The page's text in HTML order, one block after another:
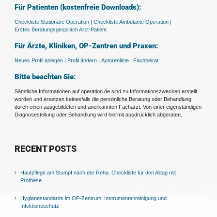
Für Patienten (kostenfreie Downloads):
Checkliste Stationäre Operation | Checkliste Ambulante Operation |
Erstes Beratungsgespräch Arzt-Patient
Für Ärzte, Kliniken, OP-Zentren und Praxen:
Neues Profil anlegen | Profil ändern | Autorenliste | Fachbeirat
Bitte beachten Sie:
Sämtliche Informationen auf operation.de sind zu Informationszwecken erstellt
worden und ersetzen keinesfalls die persönliche Beratung oder Behandlung
durch einen ausgebildeten und anerkannten Facharzt. Von einer eigenständigen
Diagnosestellung oder Behandlung wird hiermit ausdrücklich abgeraten.
RECENT POSTS
Hautpflege am Stumpf nach der Reha: Checkliste für den Alltag mit
Prothese
Hygienestandards im OP-Zentrum: Instrumentenreinigung und
Infektionsschutz